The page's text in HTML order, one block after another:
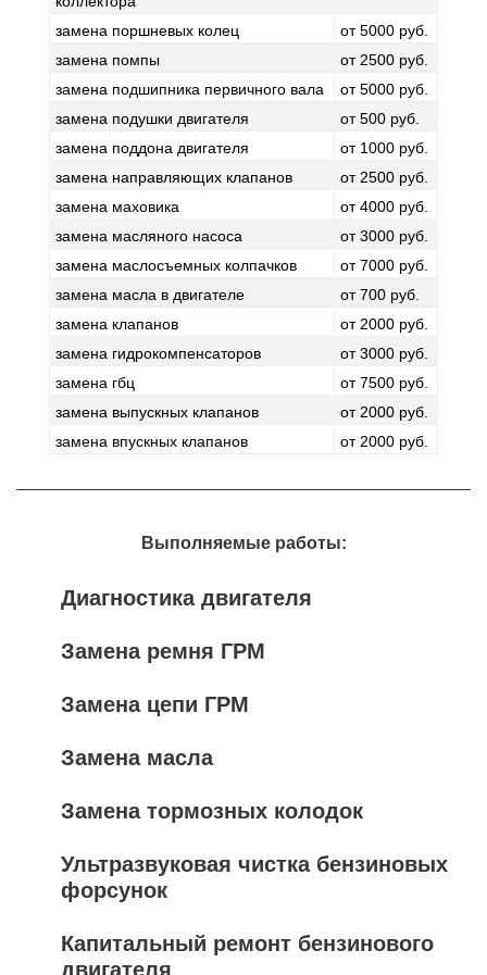
замена поршневых колец
от 5000 руб.
замена помпы
от 2500 руб.
замена подшипника первичного вала
от 5000 руб.
замена подушки двигателя
от 500 руб.
замена поддона двигателя
от 1000 руб.
замена направляющих клапанов
от 2500 руб.
замена маховика
от 4000 руб.
замена масляного насоса
от 3000 руб.
замена маслосъемных колпачков
от 7000 руб.
замена масла в двигателе
от 700 руб.
замена клапанов
от 2000 руб.
замена гидрокомпенсаторов
от 3000 руб.
замена гбц
от 7500 руб.
замена выпускных клапанов
от 2000 руб.
замена впускных клапанов
от 2000 руб.
Выполняемые работы:
Диагностика двигателя
Замена ремня ГРМ
Замена цепи ГРМ
Замена масла
Замена тормозных колодок
Ультразвуковая чистка бензиновых
форсунок
Капитальный ремонт бензинового
двигателя